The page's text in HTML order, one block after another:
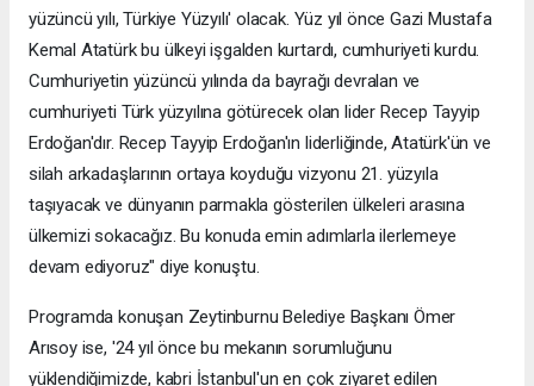
yüzüncü yılı, Türkiye Yüzyılı' olacak. Yüz yıl önce Gazi Mustafa
Kemal Atatürk bu ülkeyi işgalden kurtardı, cumhuriyeti kurdu.
Cumhuriyetin yüzüncü yılında da bayrağı devralan ve
cumhuriyeti Türk yüzyılına götürecek olan lider Recep Tayyip
Erdoğan'dır. Recep Tayyip Erdoğan'ın liderliğinde, Atatürk'ün ve
silah arkadaşlarının ortaya koyduğu vizyonu 21. yüzyıla
taşıyacak ve dünyanın parmakla gösterilen ülkeleri arasına
ülkemizi sokacağız. Bu konuda emin adımlarla ilerlemeye
devam ediyoruz" diye konuştu.
Programda konuşan Zeytinburnu Belediye Başkanı Ömer
Arısoy ise, '24 yıl önce bu mekanın sorumluğunu
yüklendiğimizde, kabri İstanbul'un en çok ziyaret edilen